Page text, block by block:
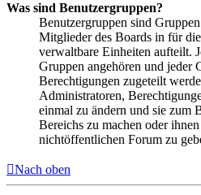
Was sind Benutzergruppen?
Benutzergruppen sind
Mitglieder des Boards in für
verwaltbare Einheiten aufteilt.
Gruppen angehören und jeder
Berechtigungen zugeteilt
Administratoren,
einmal zu ändern und sie zum
Bereichs zu machen oder
nichtöffentlichen Forum zu
Nach oben